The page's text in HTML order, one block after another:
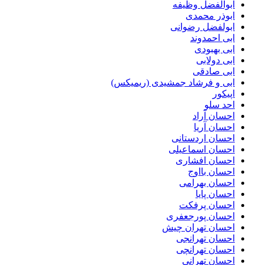
ابوالفضل وظیفه
ابوذر محمدی
ابولفضل رضوانی
ابی احمدوند
ابی بهبودی
ابی دولابی
ابی صادقی
ابی و فرشاد جمشیدی (ریمیکس)
اپیکور
احد سلو
احسان آراد
احسان آریا
احسان اردستانی
احسان اسماعیلی
احسان افشاری
احسان بااوج
احسان بهرامی
احسان پایا
احسان پرفکت
احسان پورجعفری
احسان تهران چیش
احسان تهرانجی
احسان تهرانچی
احسان تهرانی